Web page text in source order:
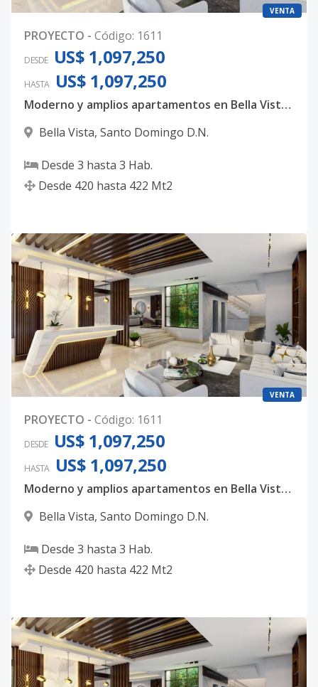
VENTA
PROYECTO - Código: 1611
DESDE US$ 1,097,250
HASTA US$ 1,097,250
Moderno y amplios apartamentos en Bella Vista, con 3 habitaciones, 3.5 baños y 4 parqueos techados
Bella Vista, Santo Domingo D.N.
Desde 3 hasta 3 Hab.
Desde 420 hasta 422 Mt2
VENTA
PROYECTO - Código: 1611
DESDE US$ 1,097,250
HASTA US$ 1,097,250
Moderno y amplios apartamentos en Bella Vista, con 3 habitaciones, 3.5 baños y 4 parqueos techados
Bella Vista, Santo Domingo D.N.
Desde 3 hasta 3 Hab.
Desde 420 hasta 422 Mt2